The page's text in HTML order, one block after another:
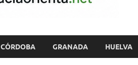
CÓRDOBA GRANADA HUELVA